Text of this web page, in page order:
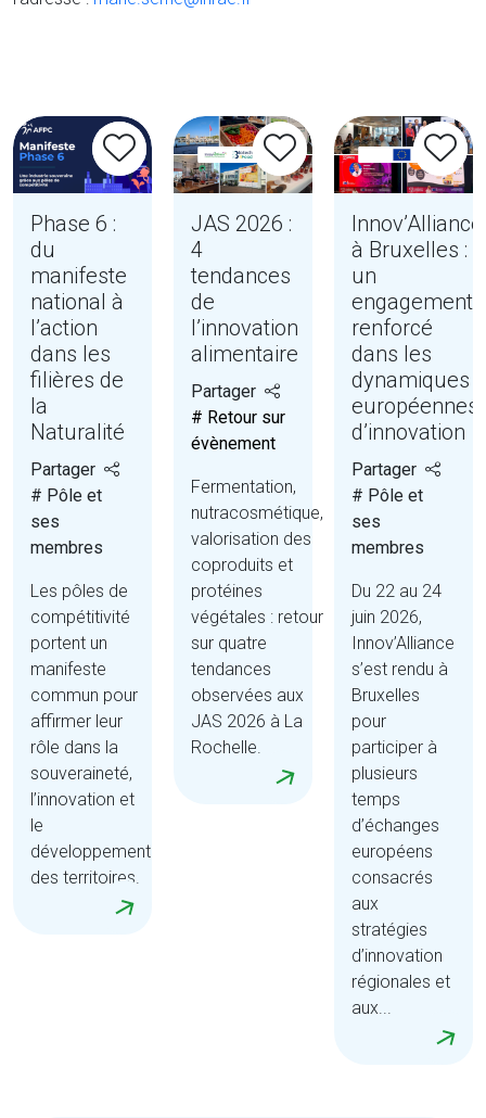
Phase 6 :
du
manifeste
national à
l’action
dans les
filières de
la
Naturalité
Partager
# Pôle et
ses
membres
Les pôles de
compétitivité
portent un
manifeste
commun pour
affirmer leur
rôle dans la
souveraineté,
l’innovation et
le
développement
des territoires.
JAS 2026 :
4
tendances
de
l’innovation
alimentaire
Partager
# Retour sur
évènement
Fermentation,
nutracosmétique,
valorisation des
coproduits et
protéines
végétales : retour
sur quatre
tendances
observées aux
JAS 2026 à La
Rochelle.
Innov’Alliance
à Bruxelles :
un
engagement
renforcé
dans les
dynamiques
européennes
d’innovation
Partager
# Pôle et
ses
membres
Du 22 au 24
juin 2026,
Innov’Alliance
s’est rendu à
Bruxelles
pour
participer à
plusieurs
temps
d’échanges
européens
consacrés
aux
stratégies
d’innovation
régionales et
aux...